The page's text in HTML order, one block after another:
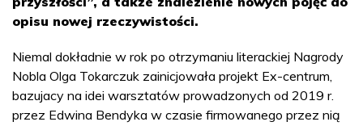
opisu nowej rzeczywistości.
Niemal dokładnie w rok po otrzymaniu literackiej Nagrody
Nobla Olga Tokarczuk zainicjowała projekt Ex-centrum,
bazujacy na idei warsztatów prowadzonych od 2019 r.
przez Edwina Bendyka w czasie firmowanego przez nią